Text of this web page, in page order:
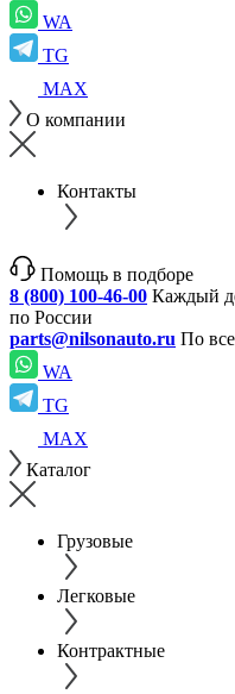
WA
TG
MAX
О компании
Контакты
Помощь в подборе
8 (800) 100-46-00 Каждый
по России
parts@nilsonauto.ru По
WA
TG
MAX
Каталог
Грузовые
Легковые
Контрактные